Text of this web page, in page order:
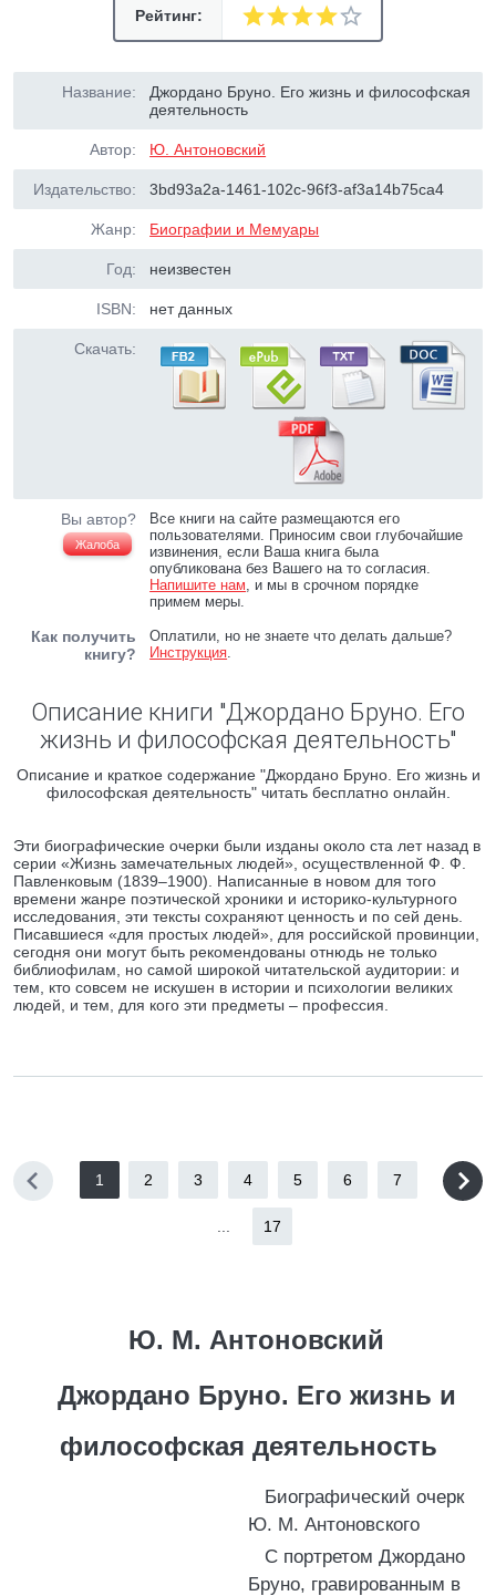
Рейтинг:
Название:
Джордано Бруно. Его жизнь и философская
деятельность
Автор: Ю. Антоновский
Издательство: 3bd93a2a-1461-102c-96f3-af3a14b75ca4
Жанр: Биографии и Мемуары
Год: неизвестен
ISBN: нет данных
Скачать:
Вы автор?
Жалоба
Все книги на сайте размещаются его
пользователями. Приносим свои глубочайшие
извинения, если Ваша книга была
опубликована без Вашего на то согласия.
Напишите нам, и мы в срочном порядке
примем меры.
Как получить
книгу?
Оплатили, но не знаете что делать дальше?
Инструкция.
Описание книги "Джордано Бруно. Его
жизнь и философская деятельность"
Описание и краткое содержание "Джордано Бруно. Его жизнь и
философская деятельность" читать бесплатно онлайн.
Эти биографические очерки были изданы около ста лет назад в
серии «Жизнь замечательных людей», осуществленной Ф. Ф.
Павленковым (1839–1900). Написанные в новом для того
времени жанре поэтической хроники и историко-культурного
исследования, эти тексты сохраняют ценность и по сей день.
Писавшиеся «для простых людей», для российской провинции,
сегодня они могут быть рекомендованы отнюдь не только
библиофилам, но самой широкой читательской аудитории: и
тем, кто совсем не искушен в истории и психологии великих
людей, и тем, для кого эти предметы – профессия.
1 2 3 4 5 6 7
17
Ю. М. Антоновский
Джордано Бруно. Его жизнь и
философская деятельность
Биографический очерк
Ю. М. Антоновского
С портретом Джордано
Бруно, гравированным в